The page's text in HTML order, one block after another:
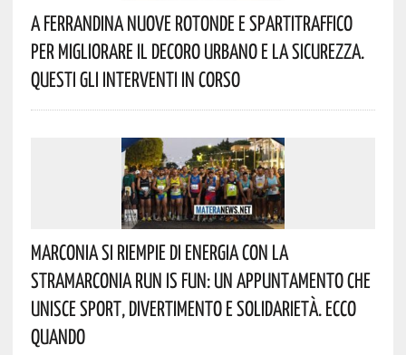
A Ferrandina Nuove Rotonde E Spartitraffico
Per Migliorare Il Decoro Urbano E La Sicurezza.
Questi Gli Interventi In Corso
Marconia Si Riempie Di Energia Con La
StraMarconia Run Is Fun: Un Appuntamento Che
Unisce Sport, Divertimento E Solidarietà. Ecco
Quando